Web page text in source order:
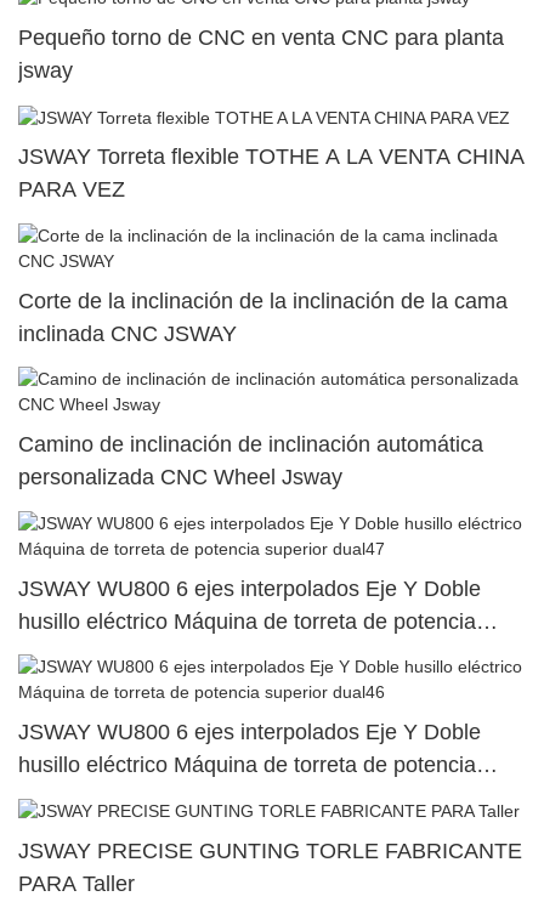
Pequeño torno de CNC en venta CNC para planta
jsway
JSWAY Torreta flexible TOTHE A LA VENTA CHINA
PARA VEZ
Corte de la inclinación de la inclinación de la cama
inclinada CNC JSWAY
Camino de inclinación de inclinación automática
personalizada CNC Wheel Jsway
JSWAY WU800 6 ejes interpolados Eje Y Doble
husillo eléctrico Máquina de torreta de potencia
superior dual47
JSWAY WU800 6 ejes interpolados Eje Y Doble
husillo eléctrico Máquina de torreta de potencia
superior dual46
JSWAY PRECISE GUNTING TORLE FABRICANTE
PARA Taller